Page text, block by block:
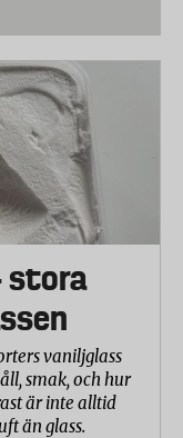
stora
vaniljglass
smak, och hur
är inte alltid
än glass.